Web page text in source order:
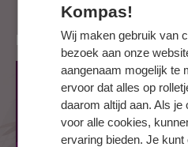
Locaties
ZWOLLE, Mozartlaan
Mozartlaan 15
8031 AA ZWOLLE
Kompas!
Wij maken gebruik van
bezoek aan onze
aangenaam mogelijk te
ervoor dat alles op
daarom altijd aan. Als je
voor alle cookies,
ervaring bieden. Je